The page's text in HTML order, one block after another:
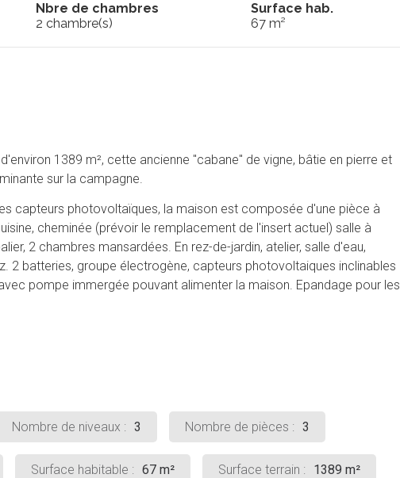
Nbre de chambres
2 chambre(s)
Surface hab.
67 m²
1389 m², cette ancienne "cabane" de vigne, bâtie en pierre et
sur la campagne.
capteurs photovoltaïques, la maison est composée d'une pièce à
cheminée (prévoir le remplacement de l'insert actuel) salle à
2 chambres mansardées. En rez-de-jardin, atelier, salle d'eau,
2 batteries, groupe électrogène, capteurs photovoltaiques inclinables
pompe immergée pouvant alimenter la maison. Epandage pour les
Nombre de niveaux : 3 Nombre de pièces : 3
Surface habitable : 67 m² Surface terrain : 1389 m²